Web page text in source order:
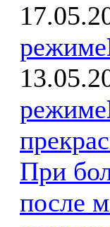
режиме
режиме
При
после